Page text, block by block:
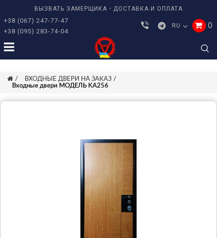
ВЫЗВАТЬ ЗАМЕРЩИКА ДОСТАВКА И ОПЛАТА
+38 (067) 247-77-47
+38 (095) 283-74-04
RU 0
ВХОДНЫЕ ДВЕРИ НА ЗАКАЗ
Входные двери МОДЕЛЬ KA256